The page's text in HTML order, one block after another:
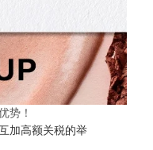
势！
加高额关税的举